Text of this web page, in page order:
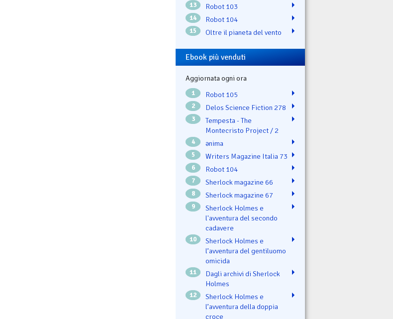
13 Robot 103
14 Robot 104
15 Oltre il pianeta del vento
Ebook più venduti
Aggiornata ogni ora
1 Robot 105
2 Delos Science Fiction 278
3
Tempesta - The
Montecristo Project / 2
4 ənima
5 Writers Magazine Italia 73
6 Robot 104
7 Sherlock magazine 66
8 Sherlock magazine 67
9
Sherlock Holmes e
l'avventura del secondo
cadavere
10
Sherlock Holmes e
l’avventura del gentiluomo
omicida
11
Dagli archivi di Sherlock
Holmes
12
Sherlock Holmes e
l’avventura della doppia
croce